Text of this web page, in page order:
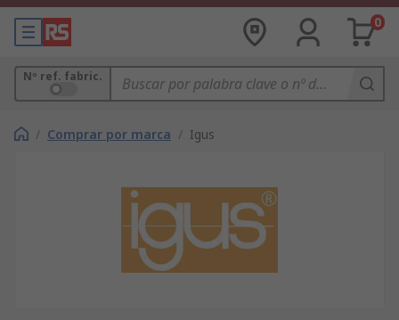
0
Nº ref. fabric.
/ Comprar por marca / Igus